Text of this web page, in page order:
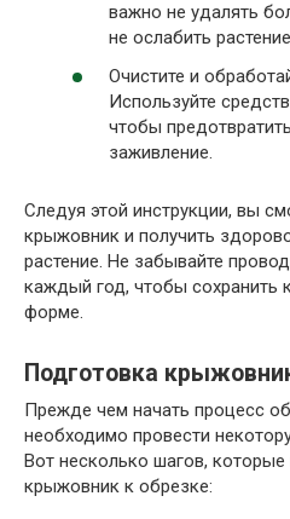
важно не удалять
не ослабить
Очистите и
Используйте
чтобы
заживление.
Следуя этой инструкции, вы
крыжовник и получить
растение. Не забывайте
каждый год, чтобы сохранить
форме.
Подготовка
Прежде чем начать процесс
необходимо провести
Вот несколько шагов, которые
крыжовник к обрезке: